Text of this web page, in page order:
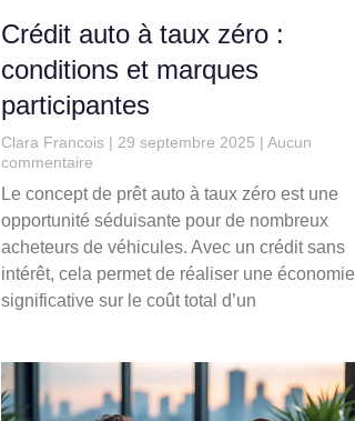
Crédit auto à taux zéro :
conditions et marques
participantes
Clara Francois 29 septembre 2025
Aucun
commentaire
Le concept de prêt auto à taux zéro est une
opportunité séduisante pour de nombreux
acheteurs de véhicules. Avec un crédit sans
intérêt, cela permet de réaliser une économie
significative sur le coût total d’un